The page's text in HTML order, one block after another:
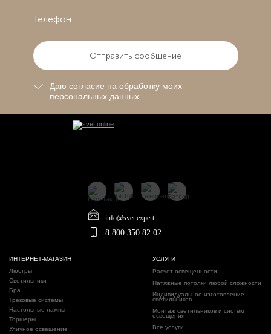
Отправить сообщение
Даю согласие на обработку моих
персональных данных.
info@svet.expert
8 800 350 82 02
ИНТЕРНЕТ-МАГАЗИН
Люстры
Светильники
Бра
Трековые системы
Настольные лампы
Торшеры
Уличное освещение
УСЛУГИ
Расчет освещенности
Натяжные потолки любой сложности
Индивидуальное изготовление
светильников
Монтаж светильников и систем
освещения
Все услуги